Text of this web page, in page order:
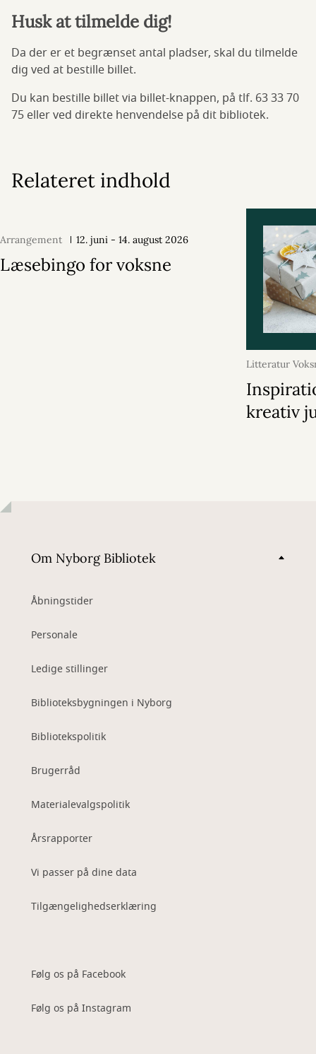
Husk at tilmelde dig!
Da der er et begrænset antal pladser, skal du tilmelde
dig ved at bestille billet.
Du kan bestille billet via billet-knappen, på tlf. 63 33 70
75 eller ved direkte henvendelse på dit bibliotek.
Relateret indhold
Arrangement 12. juni - 14. august 2026
Læsebingo for voksne
Litteratur
oktober 2025
kreativ
Om Nyborg Bibliotek
Åbningstider
Personale
Ledige stillinger
Biblioteksbygningen i Nyborg
Bibliotekspolitik
Brugerråd
Materialevalgspolitik
Årsrapporter
Vi passer på dine data
Tilgængelighedserklæring
Følg os på Facebook
Følg os på Instagram